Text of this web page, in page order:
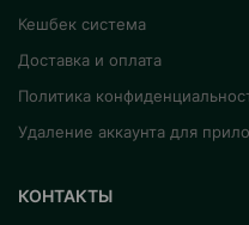
Кешбек система
Доставка и оплата
Политика
Удаление аккаунта для
КОНТАКТЫ